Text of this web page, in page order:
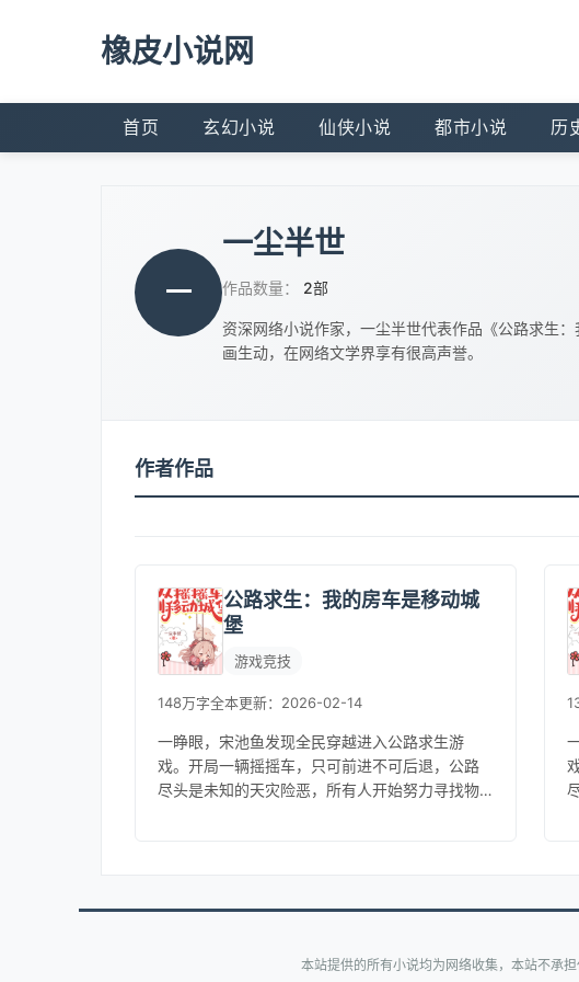
橡皮小说网
首页 玄幻小说 仙侠小说 都市小说 历
一
一尘半世
作品数量： 2部
资深网络小说作家，一尘半世代表作品《公路求生
画生动，在网络文学界享有很高声誉。
作者作品
公路求生：我的房车是移动城
堡
游戏竞技
148万字全本更新：2026-02-14
一睁眼，宋池鱼发现全民穿越进入公路求生游
戏。开局一辆摇摇车，只可前进不可后退，公路
尽头是未知的天灾险恶，所有人开始努力寻找物
本站提供的所有小说均为网络收集，本站不承